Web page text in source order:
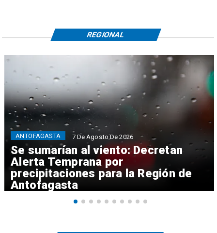
Se sumarían al viento: Decretan
Alerta Temprana por
precipitaciones para la Región de
Antofagasta
ANTOFAGASTA 7 De Agosto De 2026
REGIONAL